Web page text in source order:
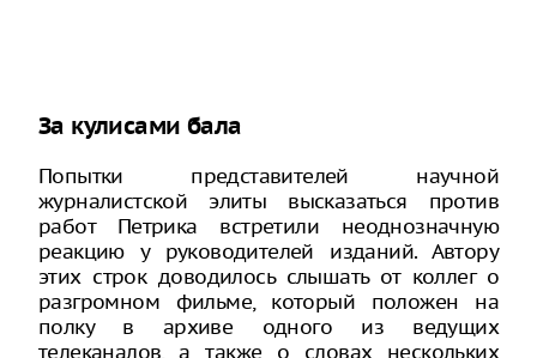
За кулисами бала
Попытки представителей научной
журналистской элиты высказаться против
работ Петрика встретили неоднозначную
реакцию у руководителей изданий. Автору
этих строк доводилось слышать от коллег о
разгромном фильме, который положен на
полку в архиве одного из ведущих
телеканалов, а также о словах нескольких